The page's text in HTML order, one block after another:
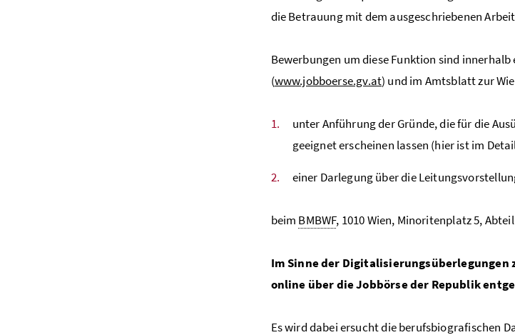
die Betrauung mit dem ausgeschriebenen
Bewerbungen um diese Funktion sind
(www.jobboerse.gv.at) und im Amtsblatt zur
unter Anführung der Gründe, die für die
geeignet erscheinen lassen (hier ist im
einer Darlegung über die
beim BMBWF, 1010 Wien, Minoritenplatz 5,
Im Sinne der
online über die Jobbörse der Republik
Es wird dabei ersucht die berufsbiografischen